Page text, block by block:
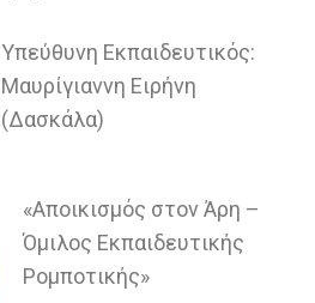
Υπεύθυνη Εκπαιδευτικός:
Μαυρίγιαννη Ειρήνη
(Δασκάλα)
«Αποικισμός στον Άρη –
Όμιλος Εκπαιδευτικής
Ρομποτικής»